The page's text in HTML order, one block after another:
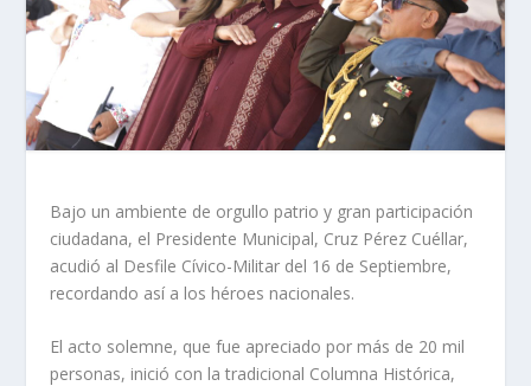
Bajo un ambiente de orgullo patrio y gran participación
ciudadana, el Presidente Municipal, Cruz Pérez Cuéllar,
acudió al Desfile Cívico-Militar del 16 de Septiembre,
recordando así a los héroes nacionales.
El acto solemne, que fue apreciado por más de 20 mil
personas, inició con la tradicional Columna Histórica,